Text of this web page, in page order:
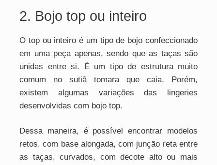
2. Bojo top ou inteiro
O top ou inteiro é um tipo de bojo confeccionado
em uma peça apenas, sendo que as taças são
unidas entre si. É um tipo de estrutura muito
comum no sutiã tomara que caia. Porém,
existem algumas variações das lingeries
desenvolvidas com bojo top.
Dessa maneira, é possível encontrar modelos
retos, com base alongada, com junção reta entre
as taças, curvados, com decote alto ou mais